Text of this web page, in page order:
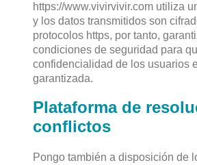
https://www.vivirvivir.com utiliza
y los datos transmitidos son
protocolos https, por tanto,
condiciones de seguridad para
confidencialidad de los usuarios
garantizada.
Plataforma de
conflictos
Pongo también a disposición de